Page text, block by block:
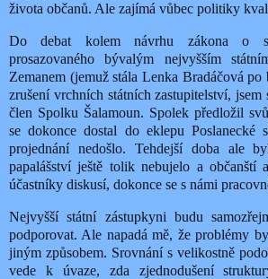
života občanů. Ale zajímá vůbec politiky
Do debat kolem návrhu zákona o
prosazovaného bývalým nejvyšším
Zemanem (jemuž stála Lenka Bradáčová
zrušení vrchních státních zastupitelství,
člen Spolku Šalamoun. Spolek předložil
se dokonce dostal do eklepu Poslanecké
projednání nedošlo. Tehdejší doba ale
papalášství ještě tolik nebujelo a občanští
účastníky diskusí, dokonce se s námi
Nejvyšší státní zástupkyni budu
podporovat. Ale napadá mě, že problémy
jiným způsobem. Srovnání s velikostně
vede k úvaze, zda zjednodušení